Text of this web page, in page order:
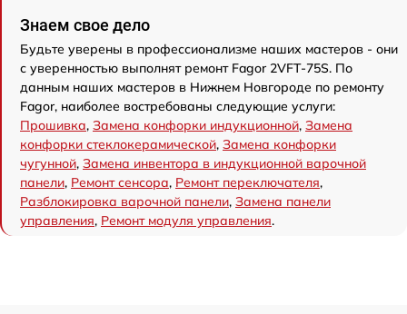
Знаем свое дело
Будьте уверены в профессионализме наших мастеров - они
с уверенностью выполнят ремонт Fagor 2VFT-75S. По
данным наших мастеров в Нижнем Новгороде по ремонту
Fagor, наиболее востребованы следующие услуги:
Прошивка, Замена конфорки индукционной, Замена
конфорки стеклокерамической, Замена конфорки
чугунной, Замена инвентора в индукционной варочной
панели, Ремонт сенсора, Ремонт переключателя,
Разблокировка варочной панели, Замена панели
управления, Ремонт модуля управления.